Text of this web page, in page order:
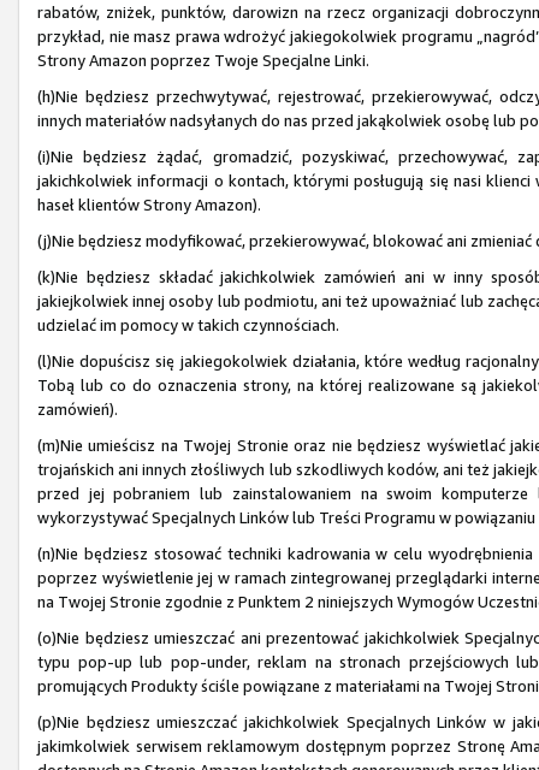
rabatów, zniżek, punktów, darowizn na rzecz organizacji
przykład, nie masz prawa wdrożyć jakiegokolwiek programu
Strony Amazon poprzez Twoje Specjalne Linki.
(h)Nie będziesz przechwytywać, rejestrować, przekierowywać,
innych materiałów nadsyłanych do nas przed jakąkolwiek osobę lub
(i)Nie będziesz żądać, gromadzić, pozyskiwać, przechowywać,
jakichkolwiek informacji o kontach, którymi posługują się nasi
haseł klientów Strony Amazon).
(j)Nie będziesz modyfikować, przekierowywać, blokować ani
(k)Nie będziesz składać jakichkolwiek zamówień ani w inny
jakiejkolwiek innej osoby lub podmiotu, ani też upoważniać lub
udzielać im pomocy w takich czynnościach.
(l)Nie dopuścisz się jakiegokolwiek działania, które według
Tobą lub co do oznaczenia strony, na której realizowane są
zamówień).
(m)Nie umieścisz na Twojej Stronie oraz nie będziesz wyświetlać
trojańskich ani innych złośliwych lub szkodliwych kodów, ani też
przed jej pobraniem lub zainstalowaniem na swoim
wykorzystywać Specjalnych Linków lub Treści Programu w
(n)Nie będziesz stosować techniki kadrowania w celu
poprzez wyświetlenie jej w ramach zintegrowanej przeglądarki
na Twojej Stronie zgodnie z Punktem 2 niniejszych Wymogów
(o)Nie będziesz umieszczać ani prezentować jakichkolwiek
typu pop-up lub pop-under, reklam na stronach przejściowych
promujących Produkty ściśle powiązane z materiałami na Twojej
(p)Nie będziesz umieszczać jakichkolwiek Specjalnych Linków w
jakimkolwiek serwisem reklamowym dostępnym poprzez Stronę